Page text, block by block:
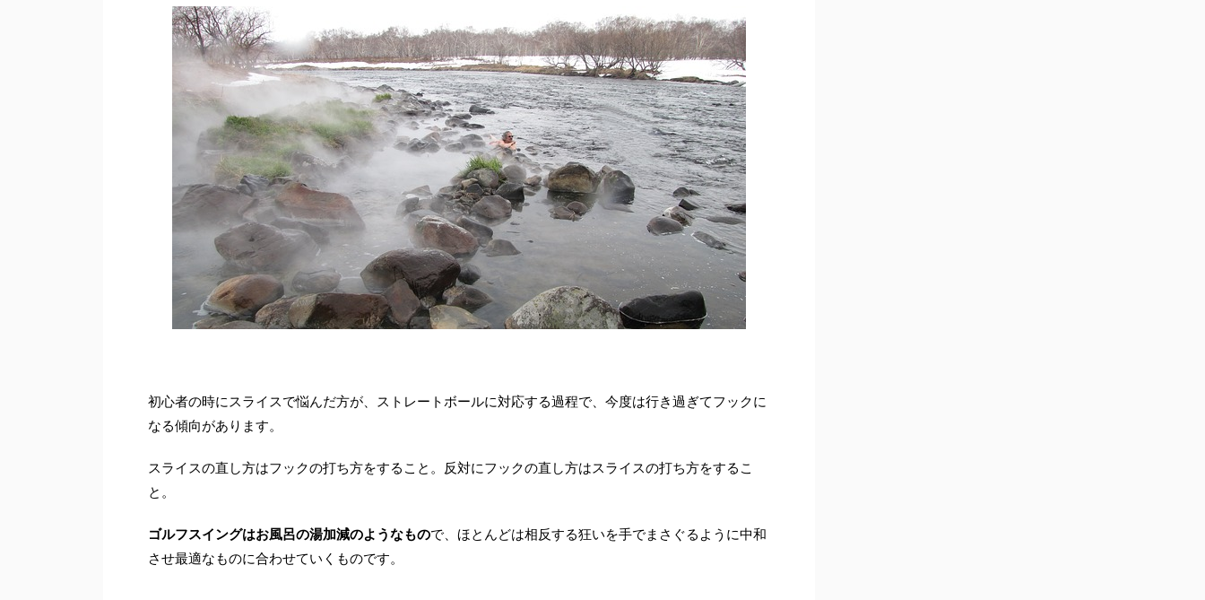
初心者の時にスライスで悩んだ方が、ストレートボールに対応する過程で、今度は行き過ぎてフックに
なる傾向があります。
スライスの直し方はフックの打ち方をすること。反対にフックの直し方はスライスの打ち方をするこ
と。
ゴルフスイングはお風呂の湯加減のようなもので、ほとんどは相反する狂いを手でまさぐるように中和
させ最適なものに合わせていくものです。